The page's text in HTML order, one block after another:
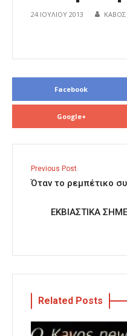
24 ΙΟΥΛΊΟΥ 2013 ΚΑΒΟΣ
Facebook
Google+
Previous Post
Όταν το ρεμπέτικο
ΕΚΒΙΑΣΤΙΚΑ
Related Posts